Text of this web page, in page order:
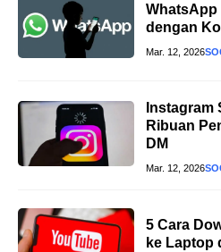
dengan
Mar. 12, 2026
Instagram
Ribuan
DM
Mar. 12, 2026
5 Cara
ke Laptop